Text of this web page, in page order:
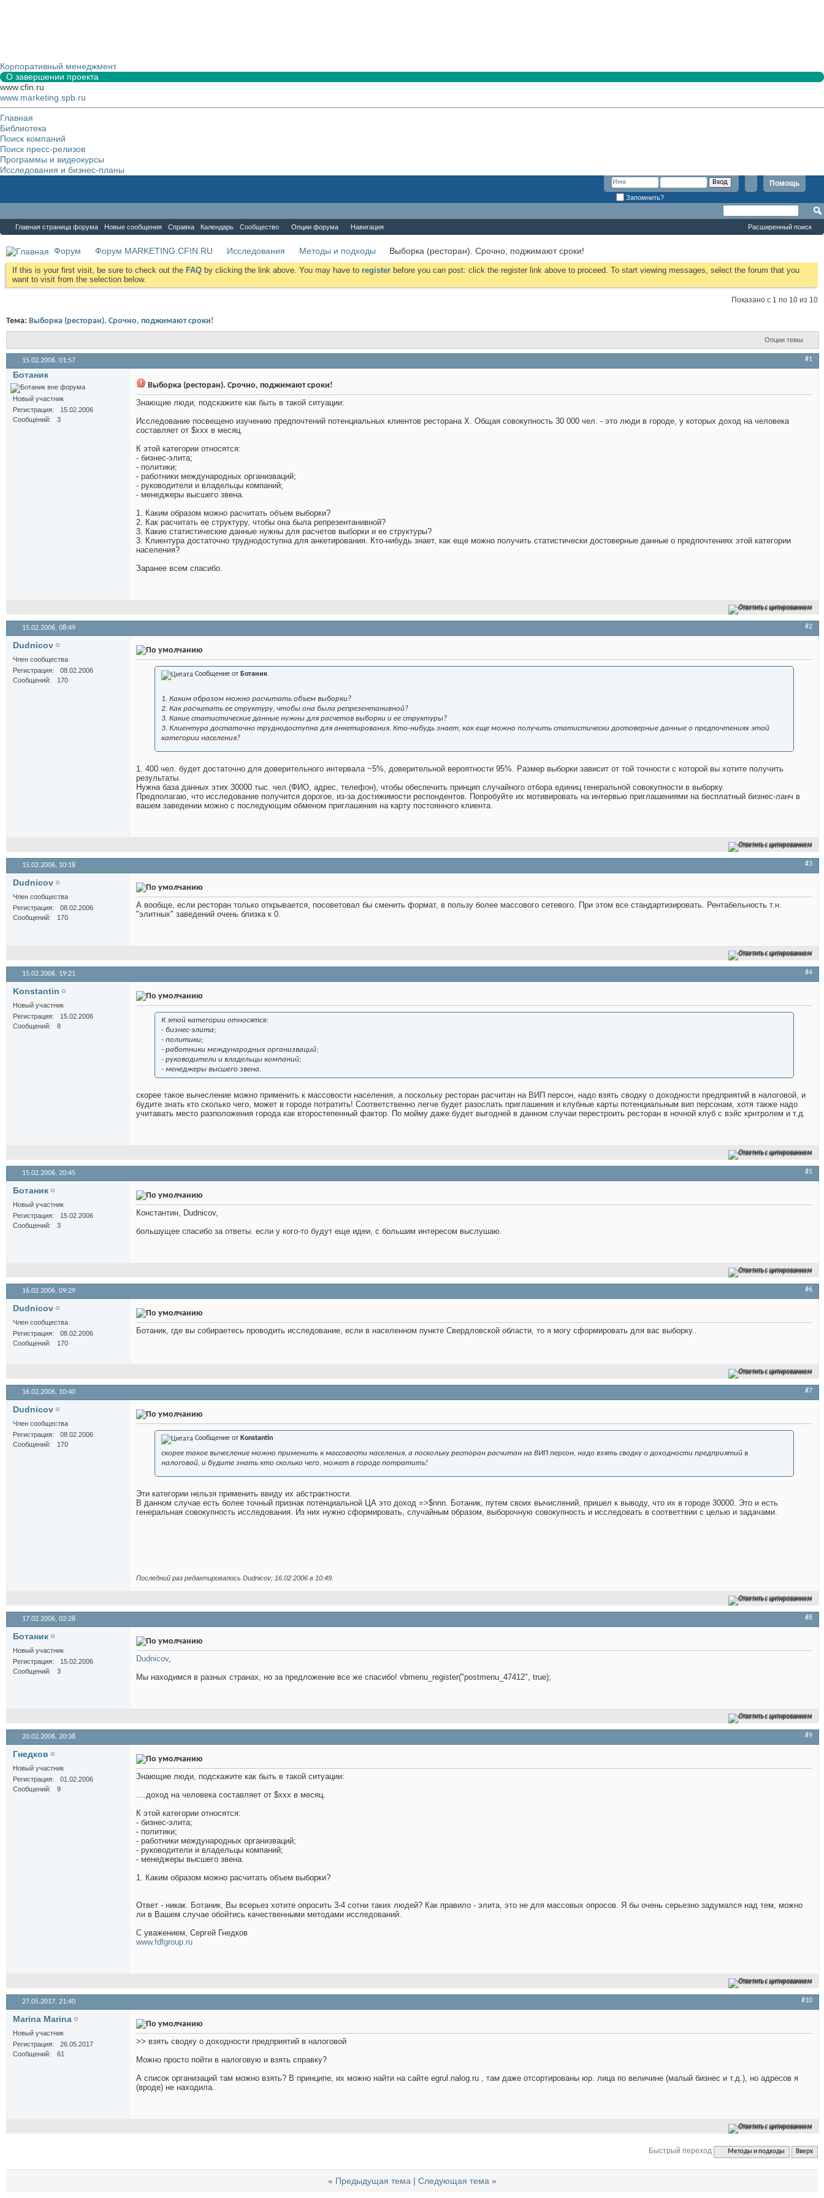
Корпоративный менеджмент
О завершении проекта
www.cfin.ru
www.marketing.spb.ru
Главная
Библиотека
Поиск компаний
Поиск пресс-релизов
Программы и видеокурсы
Исследования и бизнес-планы
Помощь
Запомнить?
Главная страница форума Новые сообщения Справка Календарь Сообщество Опции форума Навигация Расширенный поиск
Форум Форум MARKETING.CFIN.RU Исследования Методы и подходы Выборка (ресторан). Срочно, поджимают сроки!
If this is your first visit, be sure to check out the FAQ by clicking the link above. You may have to register before you can post: click the register link above to proceed. To start viewing messages, select the forum that you
want to visit from the selection below.
Показано с 1 по 10 из 10
Тема: Выборка (ресторан). Срочно, поджимают сроки!
Опции темы
15.02.2006, 01:57 #1
Ботаник
Новый участник
Регистрация
15.02.2006
Сообщений
3
Выборка (ресторан). Срочно, поджимают сроки!
Знающие люди, подскажите как быть в такой ситуации:
Исследование посвещено изучению предпочтений потенциальных клиентов ресторана Х. Общая совокупность 30 000 чел. - это люди в городе, у которых доход на человека
составляет от $xxx в месяц.
К этой категории относятся:
- бизнес-элита;
- политики;
- работники международных организваций;
- руководители и владельцы компаний;
- менеджеры высшего звена.
1. Каким образом можно расчитать объем выборки?
2. Как расчитать ее структуру, чтобы она была репрезентанивной?
3. Какие статистические данные нужны для расчетов выборки и ее структуры?
3. Клиентура достаточно труднодоступна для анкетирования. Кто-нибудь знает, как еще можно получить статистически достоверные данные о предпочтениях этой категории
населения?
Заранее всем спасибо.
Ответить с цитированием
15.02.2006, 08:49 #2
Dudnicov
Член сообщества
Регистрация
08.02.2006
Сообщений
170
Сообщение от Ботаник
1. Каким образом можно расчитать объем выборки?
2. Как расчитать ее структуру, чтобы она была репрезентанивной?
3. Какие статистические данные нужны для расчетов выборки и ее структуры?
3. Клиентура достаточно труднодоступна для анкетирования. Кто-нибудь знает, как еще можно получить статистически достоверные данные о предпочтениях этой
категории населения?
1. 400 чел. будет достаточно для доверительного интервала ~5%, доверительной вероятности 95%. Размер выборки зависит от той точности с которой вы хотите получить
результаты.
Нужна база данных этих 30000 тыс. чел.(ФИО, адрес, телефон), чтобы обеспечить принцип случайного отбора единиц генеральной совокупности в выборку.
Предполагаю, что исследование получится дорогое, из-за достижимости респондентов. Попробуйте их мотивировать на интервью приглашениями на бесплатный бизнес-ланч в
вашем заведении можно с последующим обменом приглашения на карту постоянного клиента.
Ответить с цитированием
15.02.2006, 10:18 #3
Dudnicov
Член сообщества
Регистрация
08.02.2006
Сообщений
170
А вообще, если ресторан только открывается, посоветовал бы сменить формат, в пользу более массового сетевого. При этом все стандартизировать. Рентабельность т.н.
"элитных" заведений очень близка к 0.
Ответить с цитированием
15.02.2006, 19:21 #4
Konstantin
Новый участник
Регистрация
15.02.2006
Сообщений
8
К этой категории относятся:
- бизнес-элита;
- политики;
- работники международных организваций;
- руководители и владельцы компаний;
- менеджеры высшего звена.
скорее такое вычесление можно применить к массовости населения, а поскольку ресторан расчитан на ВИП персон, надо взять сводку о доходности предприятий в налоговой, и
будите знать кто сколько чего, может в городе потратить! Соответственно легче будет разослать приглашения и клубные карты потенциальным вип персонам, хотя также надо
учитавать место разположения города как второстепенный фактор. По мойму даже будет выгодней в данном случаи перестроить ресторан в ночной клуб с вэйс крнтролем и т.д.
Ответить с цитированием
15.02.2006, 20:45 #5
Ботаник
Новый участник
Регистрация
15.02.2006
Сообщений
3
Константин, Dudnicov,
большущее спасибо за ответы. если у кого-то будут еще идеи, с большим интересом выслушаю.
Ответить с цитированием
16.02.2006, 09:29 #6
Dudnicov
Член сообщества
Регистрация
08.02.2006
Сообщений
170
Ботаник, где вы собираетесь проводить исследование, если в населенном пункте Свердловской области, то я могу сформировать для вас выборку..
Ответить с цитированием
16.02.2006, 10:40 #7
Dudnicov
Член сообщества
Регистрация
08.02.2006
Сообщений
170
Сообщение от Konstantin
скорее такое вычесление можно применить к массовости населения, а поскольку ресторан расчитан на ВИП персон, надо взять сводку о доходности предприятий в
налоговой, и будите знать кто сколько чего, может в городе потратить!
Эти категории нельзя применить ввиду их абстрактности.
В данном случае есть более точный признак потенциальной ЦА это доход =>$nnn. Ботаник, путем своих вычислений, пришел к выводу, что их в городе 30000. Это и есть
генеральная совокупность исследования. Из них нужно сформировать, случайным образом, выборочную совокупность и исследовать в соответтвии с целью и задачами.
Последний раз редактировалось Dudnicov; 16.02.2006 в 10:49
Ответить с цитированием
17.02.2006, 02:28 #8
Ботаник
Новый участник
Регистрация
15.02.2006
Сообщений
3
Dudnicov,
Мы находимся в разных странах, но за предложение все же спасибо! vbmenu_register("postmenu_47412", true);
Ответить с цитированием
20.02.2006, 20:38 #9
Гнедков
Новый участник
Регистрация
01.02.2006
Сообщений
9
Знающие люди, подскажите как быть в такой ситуации:
....доход на человека составляет от $xxx в месяц.
К этой категории относятся:
- бизнес-элита;
- политики;
- работники международных организваций;
- руководители и владельцы компаний;
- менеджеры высшего звена.
1. Каким образом можно расчитать объем выборки?
Ответ - никак. Ботаник, Вы всерьез хотите опросить 3-4 сотни таких людей? Как правило - элита, это не для массовых опросов. Я бы очень серьезно задумался над тем, можно
ли в Вашем случае обойтись качественными методами исследований.
С уважением, Сергей Гнедков
www.fdfgroup.ru
Ответить с цитированием
27.05.2017, 21:40 #10
Marina Marina
Новый участник
Регистрация
26.05.2017
Сообщений
61
>> взять сводку о доходности предприятий в налоговой
Можно просто пойти в налоговую и взять справку?
А список организаций там можно взять? В принципе, их можно найти на сайте egrul.nalog.ru , там даже отсортированы юр. лица по величине (малый бизнес и т.д.), но адресов я
(вроде) не находила.
Ответить с цитированием
Быстрый переход Методы и подходы Вверх
« Предыдущая тема| Следующая тема »